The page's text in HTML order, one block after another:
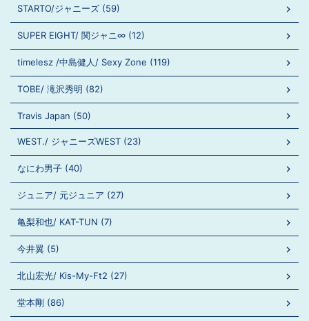
STARTO/ジャニーズ (59)
SUPER EIGHT/ 関ジャニ∞ (12)
timelesz /中島健人/ Sexy Zone (119)
TOBE/ 滝沢秀明 (82)
Travis Japan (50)
WEST./ ジャニーズWEST (23)
なにわ男子 (40)
ジュニア/ 元ジュニア (27)
亀梨和也/ KAT-TUN (7)
今井翼 (5)
北山宏光/ Kis-My-Ft2 (27)
堂本剛 (86)